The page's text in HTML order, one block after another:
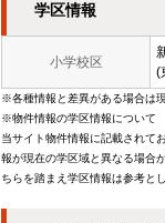
学区情報
小学校区
(
※各種情報と差異がある場合は
※物件情報の学区情報について
当サイト物件情報に記載されて
報が現在の学区域と異なる場合
ちらを踏まえ学区情報は参考と